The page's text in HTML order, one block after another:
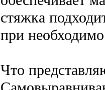
стяжка
при
Что